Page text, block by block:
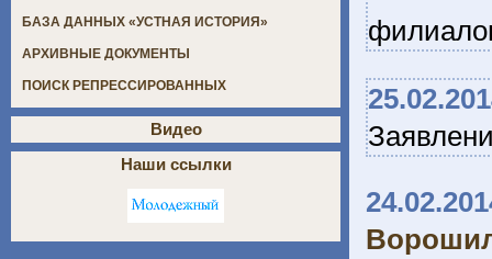
БАЗА ДАННЫХ «УСТНАЯ ИСТОРИЯ»
АРХИВНЫЕ ДОКУМЕНТЫ
ПОИСК РЕПРЕССИРОВАННЫХ
Видео
Наши ссылки